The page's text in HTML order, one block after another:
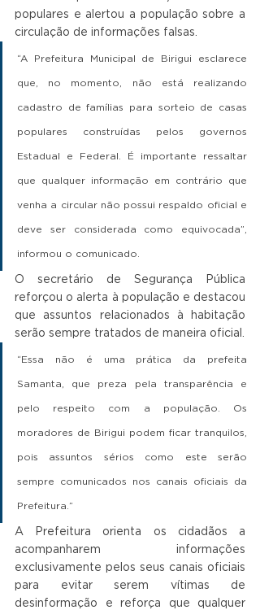
populares e alertou a população sobre a
circulação de informações falsas.
“A Prefeitura Municipal de Birigui esclarece
que, no momento, não está realizando
cadastro de famílias para sorteio de casas
populares construídas pelos governos
Estadual e Federal. É importante ressaltar
que qualquer informação em contrário que
venha a circular não possui respaldo oficial e
deve ser considerada como equivocada”,
informou o comunicado.
O secretário de Segurança Pública
reforçou o alerta à população e destacou
que assuntos relacionados à habitação
serão sempre tratados de maneira oficial.
“Essa não é uma prática da prefeita
Samanta, que preza pela transparência e
pelo respeito com a população. Os
moradores de Birigui podem ficar tranquilos,
pois assuntos sérios como este serão
sempre comunicados nos canais oficiais da
Prefeitura.”
A Prefeitura orienta os cidadãos a
acompanharem informações
exclusivamente pelos seus canais oficiais
para evitar serem vítimas de
desinformação e reforça que qualquer